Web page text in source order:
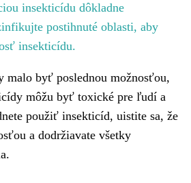
insekticídu dôkladne
postihnuté oblasti, aby
insekticídu.
malo byť poslednou možnosťou,
môžu byť toxické pre ľudí a
použiť insekticíd, uistite sa, že
a dodržiavate všetky